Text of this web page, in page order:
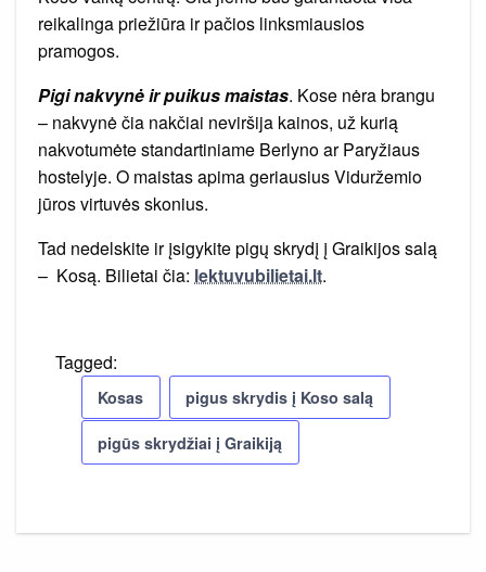
reikalinga priežiūra ir pačios linksmiausios
pramogos.
Pigi nakvynė ir puikus maistas. Kose nėra brangu
– nakvynė čia nakčiai neviršija kainos, už kurią
nakvotumėte standartiniame Berlyno ar Paryžiaus
hostelyje. O maistas apima geriausius Viduržemio
jūros virtuvės skonius.
Tad nedelskite ir įsigykite pigų skrydį į Graikijos salą
– Kosą. Bilietai čia: lektuvubilietai.lt.
Tagged:
Kosas pigus skrydis į Koso salą
pigūs skrydžiai į Graikiją